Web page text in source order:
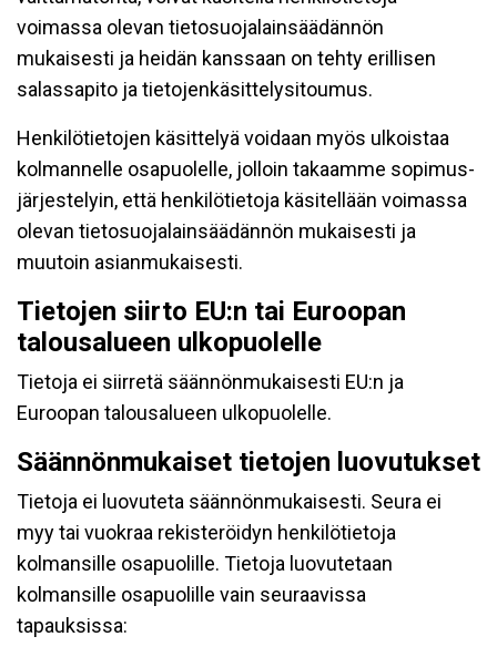
voimassa olevan tietosuojalainsäädännön
mukaisesti ja heidän kanssaan on tehty erillisen
salassapito ja tietojenkäsittelysitoumus.
Henkilötietojen käsittelyä voidaan myös ulkoistaa
kolmannelle osapuolelle, jolloin takaamme sopimus-
järjestelyin, että henkilötietoja käsitellään voimassa
olevan tietosuojalainsäädännön mukaisesti ja
muutoin asianmukaisesti.
Tietojen siirto EU:n tai Euroopan
talousalueen ulkopuolelle
Tietoja ei siirretä säännönmukaisesti EU:n ja
Euroopan talousalueen ulkopuolelle.
Säännönmukaiset tietojen luovutukset
Tietoja ei luovuteta säännönmukaisesti. Seura ei
myy tai vuokraa rekisteröidyn henkilötietoja
kolmansille osapuolille. Tietoja luovutetaan
kolmansille osapuolille vain seuraavissa
tapauksissa: